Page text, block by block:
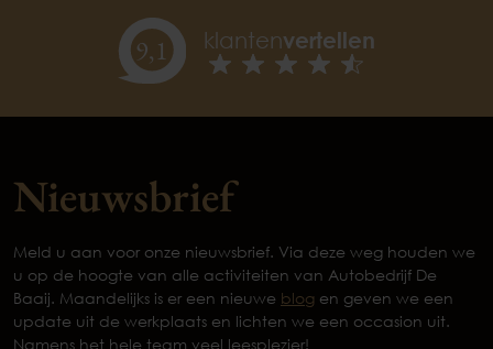
9,1 klantenvertellen
Nieuwsbrief
Meld u aan voor onze nieuwsbrief. Via deze weg houden we
u op de hoogte van alle activiteiten van Autobedrijf De
Baaij. Maandelijks is er een nieuwe blog en geven we een
update uit de werkplaats en lichten we een occasion uit.
Namens het hele team veel leesplezier!